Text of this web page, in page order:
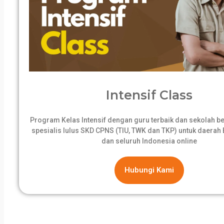
Intensif Class
Program Kelas Intensif dengan guru terbaik dan sekolah
spesialis lulus SKD CPNS (TIU, TWK dan TKP) untuk
dan seluruh Indonesia online
Hubungi Kami